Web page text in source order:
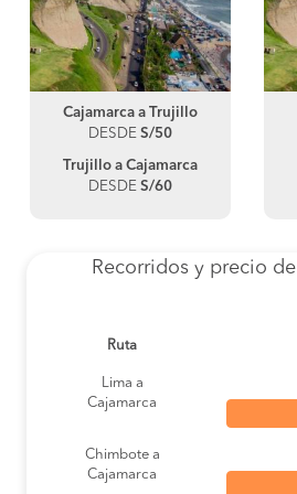
Cajamarca a Trujillo
DESDE S/50
Trujillo a Cajamarca
DESDE S/60
Recorridos y precio de
Ruta
Lima a
Cajamarca
Chimbote a
Cajamarca